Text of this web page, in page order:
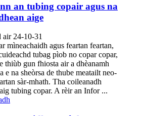
an tubing copair agus na
aige
air 24-10-31
mìneachaidh agus feartan feartan,
tubag pìob no copar copar,
thiùb gun fhiosta air a dhèanamh
e na sheòrsa de thube meatailt neo-
sàr-mhath. Tha coileanadh
tubing copar. A rèir an Infor ...